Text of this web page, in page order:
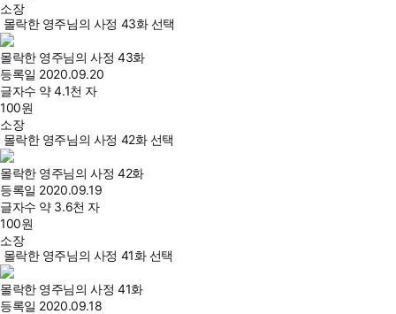
소장
몰락한 영주님의 사정 43화 선택
몰락한 영주님의 사정 43화
등록일 2020.09.20
글자수 약 4.1천 자
100원
소장
몰락한 영주님의 사정 42화 선택
몰락한 영주님의 사정 42화
등록일 2020.09.19
글자수 약 3.6천 자
100원
소장
몰락한 영주님의 사정 41화 선택
몰락한 영주님의 사정 41화
등록일 2020.09.18